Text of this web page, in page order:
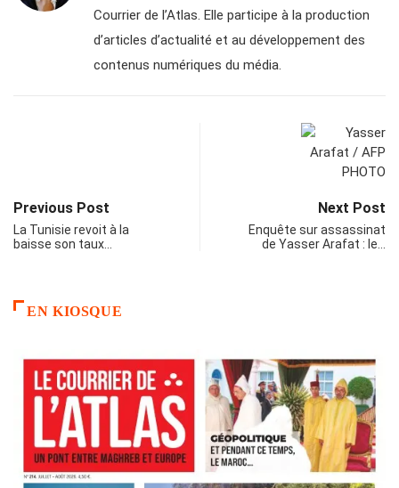
Courrier de l’Atlas. Elle participe à la production
d’articles d’actualité et au développement des
contenus numériques du média.
Previous Post
La Tunisie revoit à la
baisse son taux…
Next Post
Enquête sur assassinat
de Yasser Arafat : le…
EN KIOSQUE